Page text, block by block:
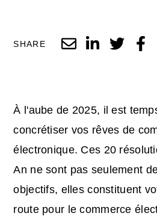
SHARE
À l'aube de 2025, il est
concrétiser vos rêves de
électronique. Ces 20
An ne sont pas seulement
objectifs, elles constituent
route pour le commerce